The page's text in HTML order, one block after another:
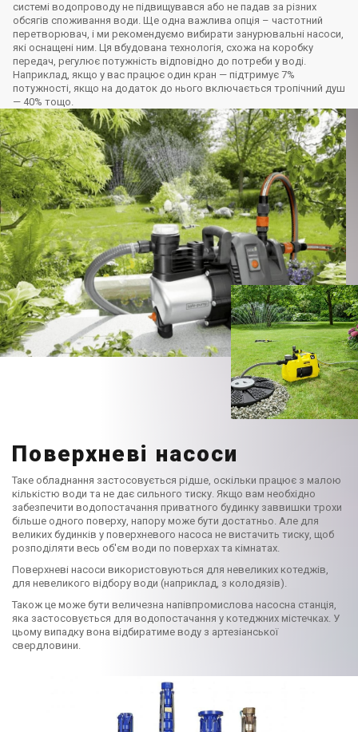
системі водопроводу не підвищувався або не падав за різних
обсягів споживання води. Ще одна важлива опція – частотний
перетворювач, і ми рекомендуємо вибирати занурювальні насоси,
які оснащені ним. Ця вбудована технологія, схожа на коробку
передач, регулює потужність відповідно до потреби у воді.
Наприклад, якщо у вас працює один кран — підтримує 7%
потужності, якщо на додаток до нього включається тропічний душ
— 40% тощо.
Поверхневі насоси
Таке обладнання застосовується рідше, оскільки працює з малою
кількістю води та не дає сильного тиску. Якщо вам необхідно
забезпечити водопостачання приватного будинку заввишки трохи
більше одного поверху, напору може бути достатньо. Але для
великих будинків у поверхневого насоса не вистачить тиску, щоб
розподіляти весь об'єм води по поверхах та кімнатах.
Поверхневі насоси використовуються для невеликих котеджів,
для невеликого відбору води (наприклад, з колодязів).
Також це може бути величезна напівпромислова насосна станція,
яка застосовується для водопостачання у котеджних містечках. У
цьому випадку вона відбиратиме воду з артезіанської
свердловини.